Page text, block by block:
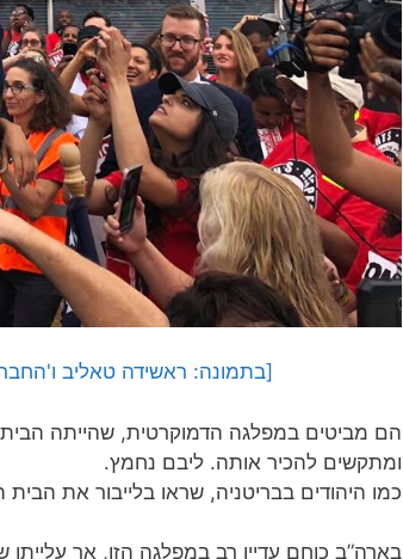
[בתמונה: ראשידה טאליב
הם מביטים במפלגה הדמוקרטית, שהייתה
ומתקשים להכיר אותה. ליבם נחמץ.
כמו היהודים בבריטניה, שראו בלייבור את
בארה”ב כוחם עדיין רב במפלגה הזו, אך עלייתו